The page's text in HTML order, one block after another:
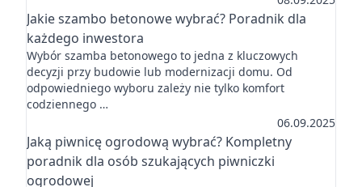
Jakie szambo betonowe wybrać? Poradnik dla
każdego inwestora
Wybór szamba betonowego to jedna z kluczowych
decyzji przy budowie lub modernizacji domu. Od
odpowiedniego wyboru zależy nie tylko komfort
codziennego …
06.09.2025
Jaką piwnicę ogrodową wybrać? Kompletny
poradnik dla osób szukających piwniczki
ogrodowej